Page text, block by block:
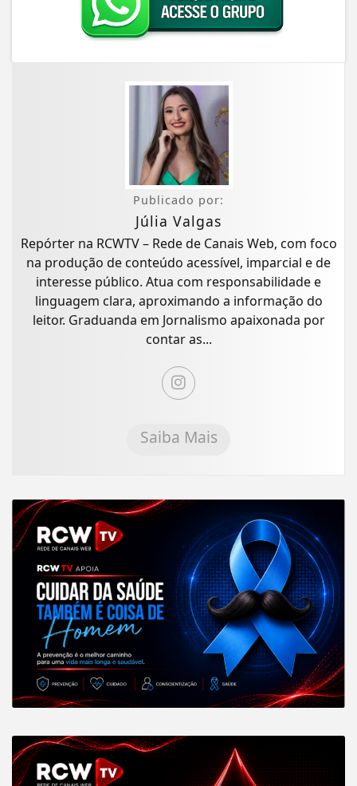
Publicado por:
Júlia Valgas
Repórter na RCWTV – Rede de Canais Web, com foco
na produção de conteúdo acessível, imparcial e de
interesse público. Atua com responsabilidade e
linguagem clara, aproximando a informação do
leitor. Graduanda em Jornalismo apaixonada por
contar as...
Saiba Mais